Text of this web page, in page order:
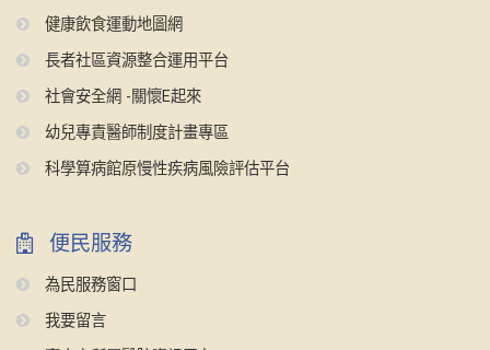
健康飲食運動地圖網
長者社區資源整合運用平台
社會安全網 -關懷E起來
幼兒專責醫師制度計畫專區
科學算病館原慢性疾病風險評估平台
便民服務
為民服務窗口
我要留言